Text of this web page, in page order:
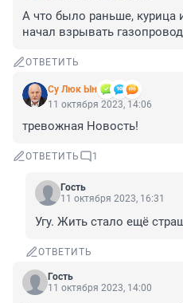
А что было раньше, курица
начал взрывать
ОТВЕТИТЬ
Су Люк Ын
11 октября 2023, 14:06
тревожная Новость!
ОТВЕТИТЬ 1
Гость
11 октября 2023, 16:31
Угу. Жить стало ещё
ОТВЕТИТЬ
Гость
11 октября 2023, 14:00